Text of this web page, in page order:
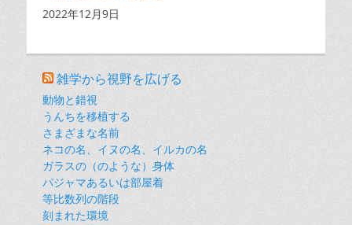
日付
2022年12月9日
雑学から視野を広げる
動物と錯視
うんちを移植する
さまざまな名前
ネコの名、イヌの名、イルカの名
ガラスの（のような）身体
パジャマあるいは部屋着
等比数列の階段
刻まれた環境